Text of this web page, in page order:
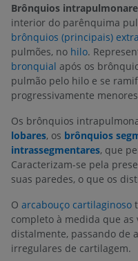
Brônquios
interior do parênquima
brônquios (principais)
pulmões, no hilo.
bronquial após os
pulmão pelo hilo e se
progressivamente
Os brônquios
lobares, os brônquios
intrassegmentares, que
Caracterizam-se pela
suas paredes, o que os
O arcabouço cartilaginoso
completo à medida que as
distalmente, passando de
irregulares de cartilagem.